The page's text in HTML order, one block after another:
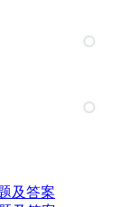
及答案